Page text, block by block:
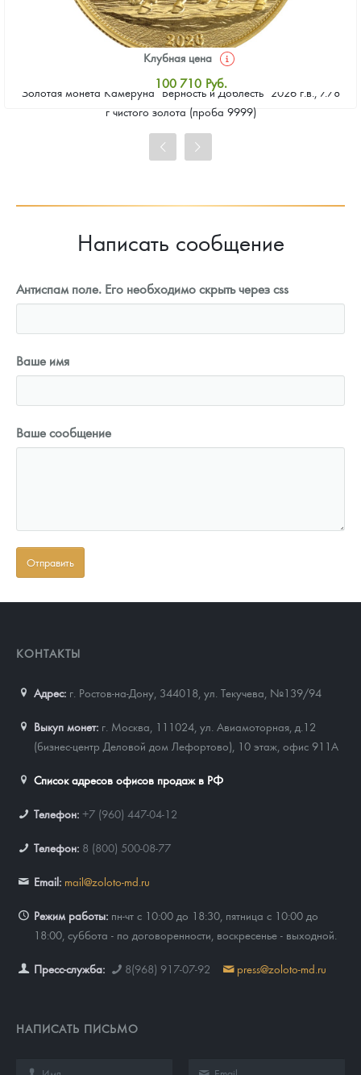
Золотая монета Камеруна "Верность и Доблесть" 2026 г.в., 7.78
г чистого золота (проба 9999)
Клубная цена
100 710 Руб.
Стандартная цена
Цена выкупа
Написать сообщение
Антиспам поле. Его необходимо скрыть через css
Ваше имя
Ваше сообщение
КОНТАКТЫ
Адрес: г. Ростов-на-Дону, 344018 ул. Текучева, №139/94
Выкуп монет: г. Москва, 111024, ул. Авиамоторная, д.12
(бизнес-центр Деловой дом Лефортово), 10 этаж, офис 911А
Список адресов офисов продаж в РФ
Телефон: +7 (960) 447-04-12
Телефон: 8 (800) 500-08-77
Email: mail@zoloto-md.ru
Режим работы: пн-чт с 10:00 до 18:30, пятница с 10:00 до
18:00, суббота - по договоренности, воскресенье - выходной.
Пресс-служба: 8(968) 917-07-92 press@zoloto-md.ru
НАПИСАТЬ ПИСЬМО